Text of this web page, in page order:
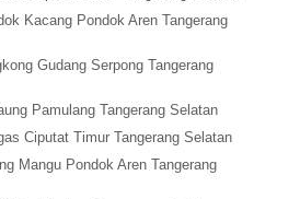
Kacang Pondok Aren Tangerang
Gudang Serpong Tangerang
Pamulang Tangerang Selatan
Ciputat Timur Tangerang Selatan
Mangu Pondok Aren Tangerang